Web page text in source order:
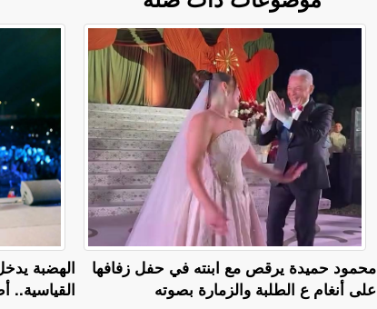
الهضبة
القياسية..
محمود حميدة يرقص مع ابنته في حفل زفافها
على أنغام ع الطلبة والزمارة بصوته